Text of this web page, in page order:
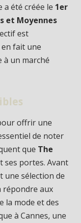
a été créée le 1er
et Moyennes
est
fait une
à un marché
offrir une
de noter
que The
ses portes. Avant
sélection de
répondre aux
la mode et des
à Cannes, une